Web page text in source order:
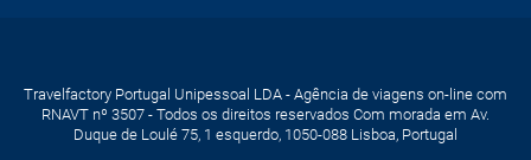
Travelfactory Portugal Unipessoal LDA - Agência de viagens on-line com
RNAVT nº 3507 - Todos os direitos reservados Com morada em Av.
Duque de Loulé 75, 1 esquerdo, 1050-088 Lisboa, Portugal